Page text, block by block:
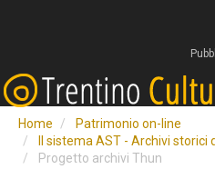
Home
Patrimonio on-line
Il sistema AST - Archivi storici
Progetto archivi Thun